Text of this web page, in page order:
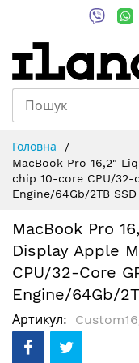
Content
Головна
MacBook Pro 16,2"
chip 10-core CPU/32-
Engine/64Gb/2TB
MacBook Pro
Display Apple
CPU/32-Core
Engine/64Gb/
Артикул